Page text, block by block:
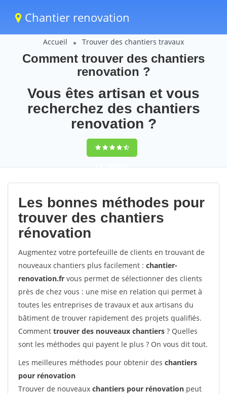
Chantier renovation
Accueil Trouver des chantiers travaux
Comment trouver des chantiers
renovation ?
Vous êtes artisan et vous
recherchez des chantiers
renovation ?
9,5(100%)57
votes
Les bonnes méthodes pour
trouver des chantiers
rénovation
Augmentez votre portefeuille de clients en trouvant de
nouveaux chantiers plus facilement : chantier-
renovation.fr vous permet de sélectionner des clients
près de chez vous : une mise en relation qui permet à
toutes les entreprises de travaux et aux artisans du
bâtiment de trouver rapidement des projets qualifiés.
Comment trouver des nouveaux chantiers ? Quelles
sont les méthodes qui payent le plus ? On vous dit tout.
Les meilleures méthodes pour obtenir des chantiers
pour rénovation
Trouver de nouveaux chantiers pour rénovation peut